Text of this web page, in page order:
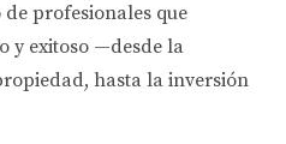
proteger tu patrimonio y
del mercado actual con
profesionales que
y exitoso —desde la
hasta la inversión